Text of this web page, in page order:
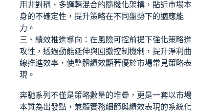
用非對稱、多邏輯混合的隨機化架構，貼近市場本
身的不確定性，提升策略在不同盤勢下的適應能
力。
三、績效推進導向：在風險可控前提下強化策略進
攻性，透過動能延伸與回撤控制機制，提升淨利曲
線推進效率，使整體績效顯著優於市場常見策略表
現。
奔馳系列不僅是策略數量的堆疊，更是一套以市場
本質為出發點，兼顧實務細節與績效表現的系統化